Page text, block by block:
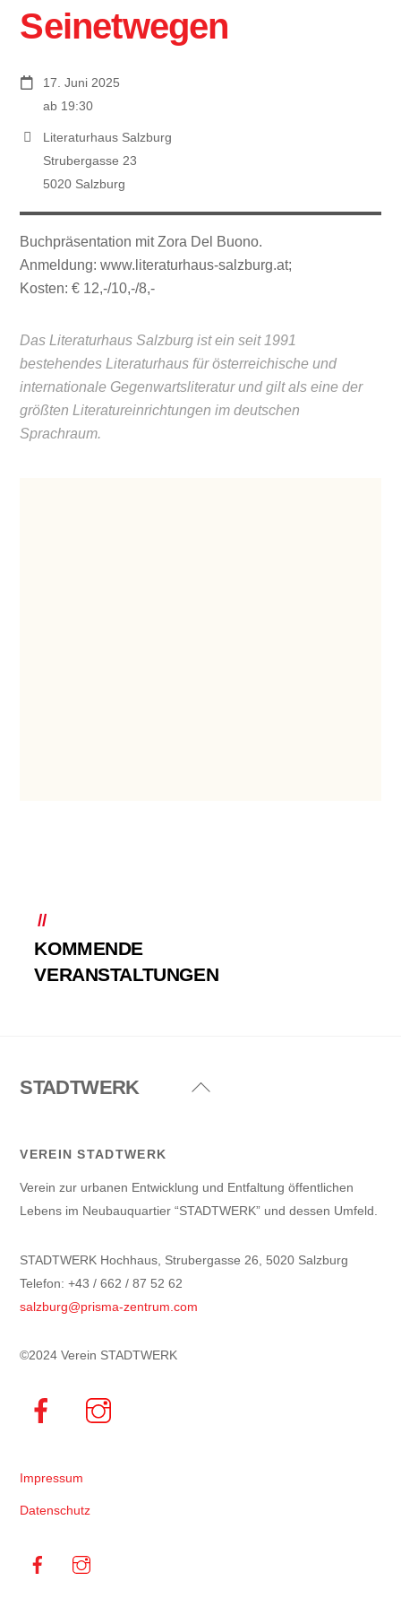
Seinetwegen
17. Juni 2025
ab 19:30
Literaturhaus Salzburg
Strubergasse 23
5020 Salzburg
Buchpräsentation mit Zora Del Buono.
Anmeldung: www.literaturhaus-salzburg.at;
Kosten: € 12,-/10,-/8,-
Das Literaturhaus Salzburg ist ein seit 1991
bestehendes Literaturhaus für österreichische und
internationale Gegenwartsliteratur und gilt als eine der
größten Literatureinrichtungen im deutschen
Sprachraum.
KOMMENDE
VERANSTALTUNGEN
Back
STADTWERK
VEREIN STADTWERK
Verein zur urbanen Entwicklung und Entfaltung öffentlichen
Lebens im Neubauquartier “STADTWERK” und dessen Umfeld.
STADTWERK Hochhaus, Strubergasse 26, 5020 Salzburg
Telefon: +43 / 662 / 87 52 62
salzburg@prisma-zentrum.com
©2024 Verein STADTWERK
Impressum
Datenschutz